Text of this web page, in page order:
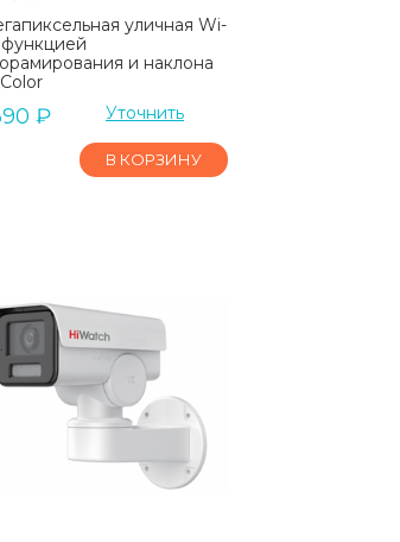
уличная Wi-
функцией
и наклона
₽ Уточнить
В КОРЗИНУ